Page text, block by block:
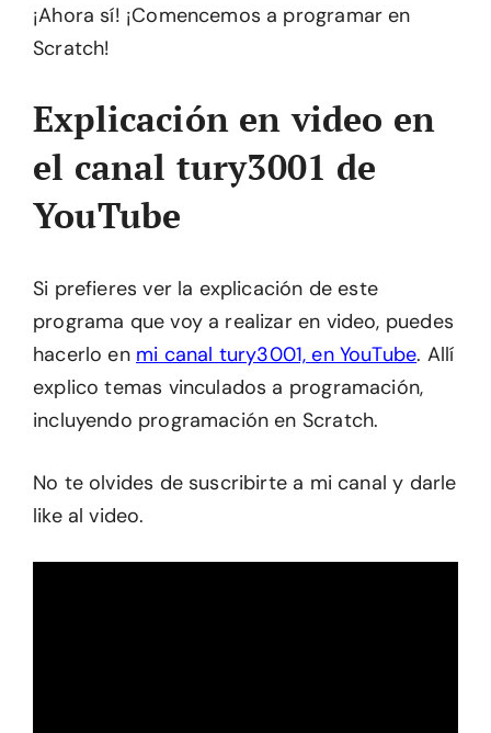
¡Ahora sí! ¡Comencemos a programar en
Scratch!
Explicación en video en
el canal tury3001 de
YouTube
Si prefieres ver la explicación de este
programa que voy a realizar en video, puedes
hacerlo en mi canal tury3001, en YouTube. Allí
explico temas vinculados a programación,
incluyendo programación en Scratch.
No te olvides de suscribirte a mi canal y darle
like al video.